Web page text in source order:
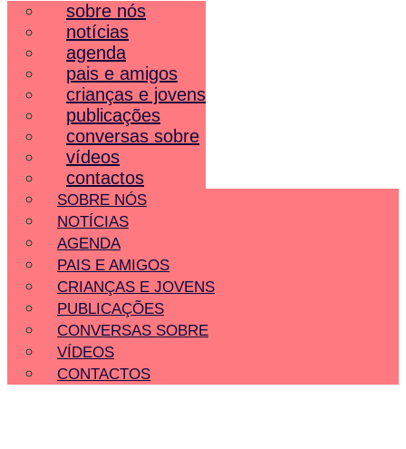
sobre nós
notícias
agenda
pais e amigos
crianças e jovens
publicações
conversas sobre
vídeos
contactos
SOBRE NÓS
NOTÍCIAS
AGENDA
PAIS E AMIGOS
CRIANÇAS E JOVENS
PUBLICAÇÕES
CONVERSAS SOBRE
VÍDEOS
CONTACTOS